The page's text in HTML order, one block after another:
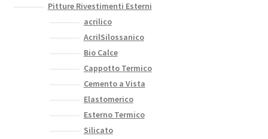
Pitture Rivestimenti Esterni
acrilico
AcrilSilossanico
Bio Calce
Cappotto Termico
Cemento a Vista
Elastomerico
Esterno Termico
Silicato